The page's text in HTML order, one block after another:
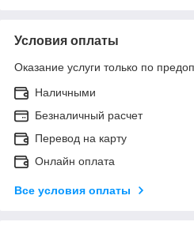
Условия оплаты
Оказание услуги только по
Наличными
Безналичный расчет
Перевод на карту
Онлайн оплата
Все условия оплаты